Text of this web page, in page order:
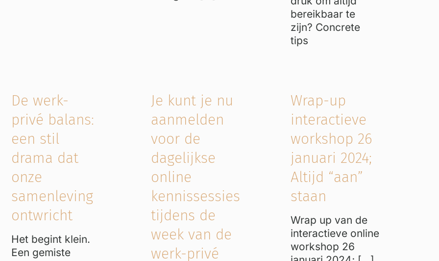
bereikbaar te
zijn? Concrete
tips
De werk-
privé balans:
een stil
drama dat
onze
samenleving
ontwricht
Het begint klein.
Een gemiste
Je kunt je nu
aanmelden
voor de
dagelijkse
online
kennissessies
tijdens de
week van de
werk-privé
Wrap-up
interactieve
workshop 26
januari 2024;
Altijd “aan”
staan
Wrap up van de
interactieve online
workshop 26